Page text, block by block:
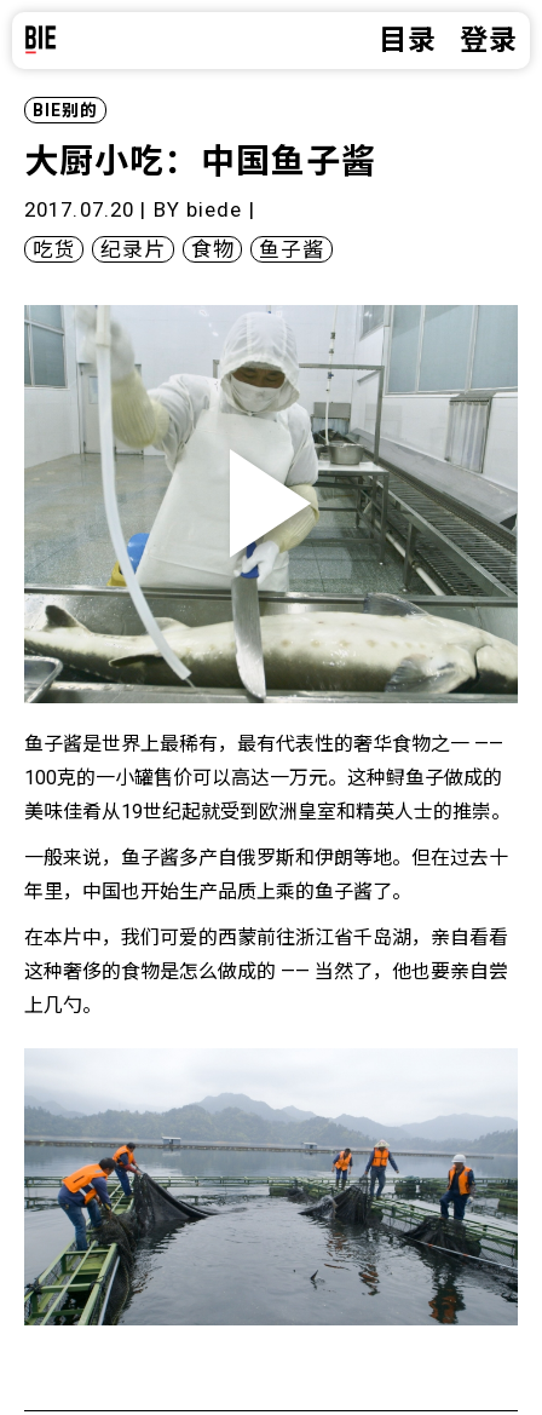
目录 登录
BIE别的
大厨小吃：中国鱼子酱
2017.07.20 | BY biede |
吃货
纪录片 食物 鱼子酱
鱼子酱是世界上最稀有，最有代表性的奢华食物之一 ——
100克的一小罐售价可以高达一万元。这种鲟鱼子做成的
美味佳肴从19世纪起就受到欧洲皇室和精英人士的推崇。
一般来说，鱼子酱多产自俄罗斯和伊朗等地。但在过去十
年里，中国也开始生产品质上乘的鱼子酱了。
在本片中，我们可爱的西蒙前往浙江省千岛湖，亲自看看
这种奢侈的食物是怎么做成的 —— 当然了，他也要亲自尝
上几勺。